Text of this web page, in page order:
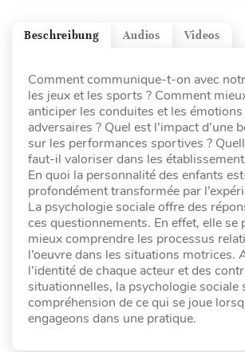
Videos
Audios
Beschreibung
Comment communique-t-on avec
les jeux et les sports ? Comment
anticiper les conduites et les émotions
adversaires ? Quel est l’impact d’une
sur les performances sportives ?
faut-il valoriser dans les
En quoi la personnalité des enfants
profondément transformée par
La psychologie sociale offre des
ces questionnements. En effet, elle se
mieux comprendre les processus
l’oeuvre dans les situations motrices.
l’identité de chaque acteur et des
situationnelles, la psychologie sociale
compréhension de ce qui se joue
engageons dans une pratique.